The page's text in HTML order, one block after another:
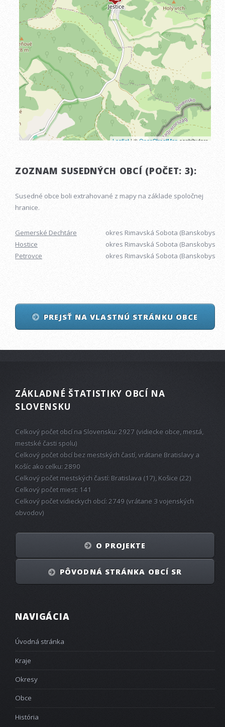
ZOZNAM SUSEDNÝCH OBCÍ (POČET: 3):
Susedné obce boli extrahované z mapy na základe spoločnej
hranice.
Gemerské Dechtáre
okres Rimavská Sobota
Hostice
okres Rimavská Sobota
Petrovce
okres Rimavská Sobota
PREJSŤ NA VLASTNÚ STRÁNKU OBCE
NAVIGÁCIA
Úvodná stránka
Kraje
Okresy
Obce
História
ZÁKLADNÉ ŠTATISTIKY OBCÍ NA
SLOVENSKU
Celkový počet obcí na Slovensku: 2927 (vidiecke obce, mestá,
mestské časti spolu)
Celkový počet obcí bez mestských častí, vrátane Bratislavy a
Košíc ako celku: 2890
Celkový počet mestských častí: Bratislava (17), Košice (22)
Celkový počet miest: 141
Celkový počet vidieckych obcí: 2749 (vrátane 3 vojenských
obvodov)
O PROJEKTE
PÔVODNÁ STRÁNKA OBCÍ SR